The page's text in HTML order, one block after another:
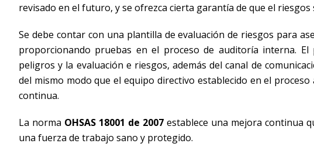
revisado en el futuro, y se ofrezca cierta garantía de que el
Se debe contar con una plantilla de evaluación de riesgos para
proporcionando pruebas en el proceso de auditoría interna.
peligros y la evaluación e riesgos, además del canal de
del mismo modo que el equipo directivo establecido en el
continua.
La norma OHSAS 18001 de 2007 establece una mejora continua
una fuerza de trabajo sano y protegido.